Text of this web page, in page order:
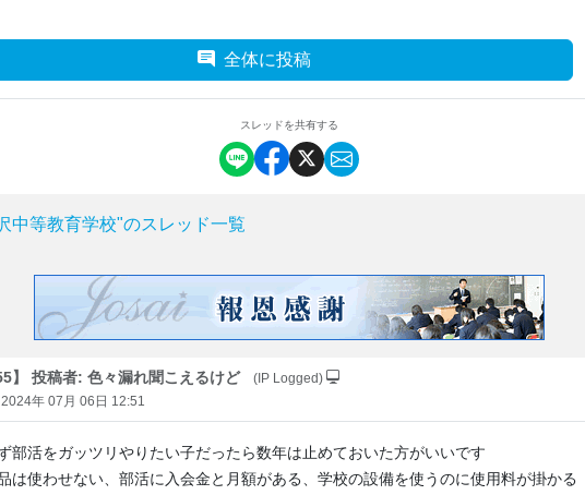
全体に投稿
スレッドを共有する
中等教育学校"のスレッド一覧
】 投稿者: 色々漏れ聞こえるけど
(IP Logged)
年 07月 06日 12:51
部活をガッツリやりたい子だったら数年は止めておいた方がいいです
は使わせない、部活に入会金と月額がある、学校の設備を使うのに使用料が掛かる